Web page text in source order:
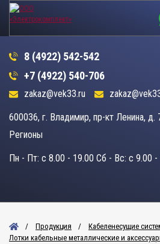
8 (4922) 542-542
+7 (4922) 540-706
zakaz@vek33.ru
600036, г. Владимир, пр-кт Ленина, д.
Регионы
Пн - Пт: c 8.00 - 19.00 Сб - Вс: c 9.00 -
Продукция
Кабеленесущие
Лотки кабельные металлические и